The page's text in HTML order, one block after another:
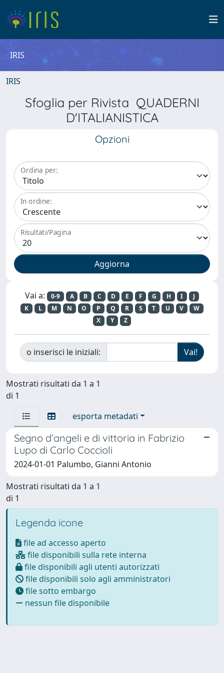
IRIS
IRIS
Sfoglia per Rivista QUADERNI
D'ITALIANISTICA
Opzioni
Ordina per:
In ordine:
Risultati/Pagina
Vai a: 0-9 A B C D E F G H I
J
K
L M N O P Q R S T U V
W
X
Y Z
o inserisci le iniziali:
Mostrati risultati da 1 a 1
di 1
esporta metadati
Segno d’angeli e di vittoria in Fabrizio
Lupo di Carlo Coccioli
2024-01-01 Palumbo, Gianni Antonio
Mostrati risultati da 1 a 1
di 1
Legenda icone
file ad accesso aperto
file disponibili sulla rete interna
file disponibili agli utenti autorizzati
file disponibili solo agli amministratori
file sotto embargo
nessun file disponibile